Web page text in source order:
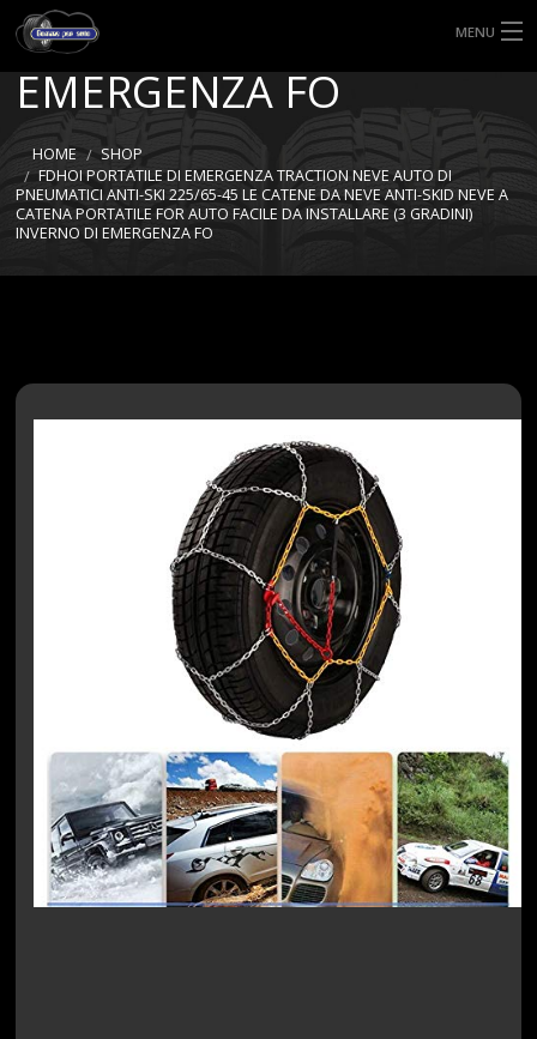
MENU
HOME
TIPI DI GOMME
MISURE GOMME
(3 GRADINI) INVERNO DI
EMERGENZA FO
HOME
SHOP
FDHOI PORTATILE DI EMERGENZA TRACTION NEVE AUTO DI
PNEUMATICI ANTI-SKI 225/65-45 LE CATENE DA NEVE ANTI-SKID NEVE A
CATENA PORTATILE FOR AUTO FACILE DA INSTALLARE (3 GRADINI)
INVERNO DI EMERGENZA FO